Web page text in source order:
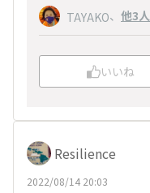
TAYAKO、 他3人
いいね
Resilience
2022/08/14 20:03